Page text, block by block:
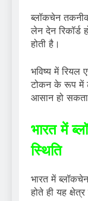
ब्लॉकचेन तकनीक
लेन देन
होती है।
भविष्य में रियल
टोकन के रूप में
आसान हो
भारत में
स्थिति
भारत में
होते ही यह